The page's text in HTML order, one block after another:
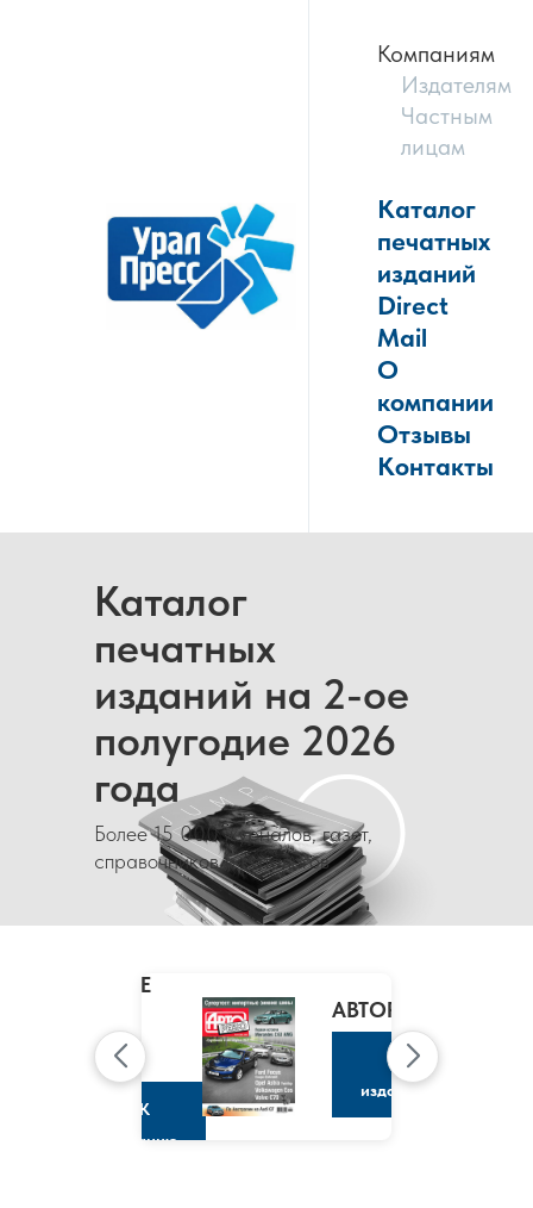
Компаниям
Издателям
Частным
лицам
Каталог
печатных
изданий
Direct
Mail
О
компании
Отзывы
Контакты
Каталог
печатных
изданий на 2-ое
полугодие 2026
года
Более 15 000 журналов, газет,
справочников и каталогов
CLAIRE
МАРИ
КЛЭР
К
изданию
АВТОРЕВЮ
К
изданию